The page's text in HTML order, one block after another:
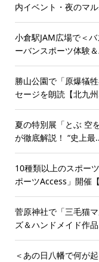
内イベント・夜のマ
小倉駅JAM広場で＜
ーバンスポーツ体験
勝山公園で「原爆犠
セージを朗読【北九
夏の特別展「とぶ 空
が徹底解説！ “史上最
10種類以上のスポー
ポーツAccess」開催
菅原神社で「三毛猫
ズ＆ハンドメイド作
＜あの日八幡で何が